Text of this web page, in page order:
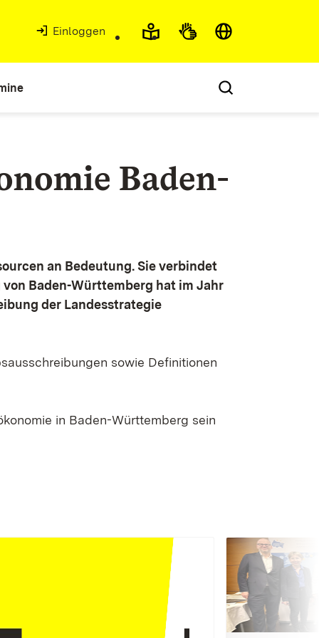
Einloggen
Baden-
an Bedeutung. Sie verbindet
Baden-Württemberg hat im Jahr
der Landesstrategie
sowie Definitionen
in Baden-Württemberg sein